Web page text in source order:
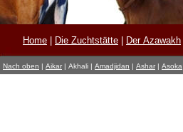
Home Die Zuchtstätte Der Azawakh
Nach oben | Aikar | Akhali | Amadjidan | Ashar | Asoka